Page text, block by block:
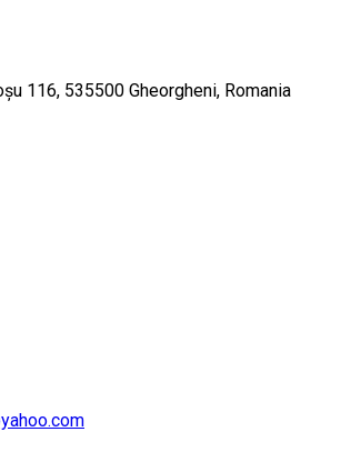
116, 535500 Gheorgheni, Romania